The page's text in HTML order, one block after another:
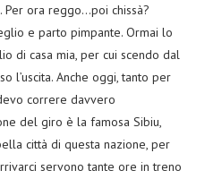
Per ora reggo…poi chissà?
e parto pimpante. Ormai lo
di casa mia, per cui scendo dal
l’uscita. Anche oggi, tanto per
correre davvero
del giro è la famosa Sibiu,
città di questa nazione, per
servono tante ore in treno